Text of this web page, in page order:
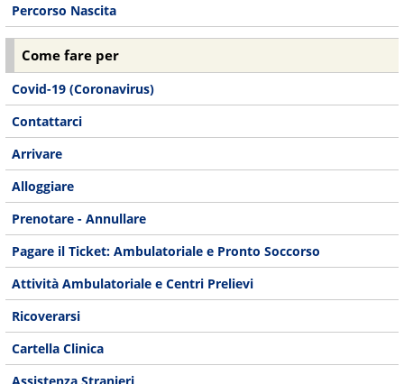
Percorso Nascita
Come fare per
Covid-19 (Coronavirus)
Contattarci
Arrivare
Alloggiare
Prenotare - Annullare
Pagare il Ticket: Ambulatoriale e Pronto Soccorso
Attività Ambulatoriale e Centri Prelievi
Ricoverarsi
Cartella Clinica